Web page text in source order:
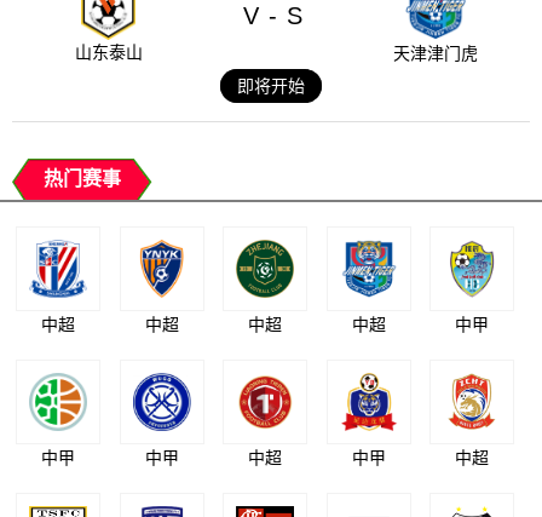
山东泰山
V - S
天津津门虎
即将开始
热门赛事
中超 中超 中超 中超 中甲
中甲 中甲 中超 中甲 中超